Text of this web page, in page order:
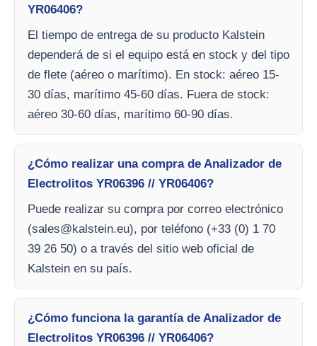
YR06406?
El tiempo de entrega de su producto Kalstein
dependerá de si el equipo está en stock y del tipo
de flete (aéreo o marítimo). En stock: aéreo 15-
30 días, marítimo 45-60 días. Fuera de stock:
aéreo 30-60 días, marítimo 60-90 días.
¿Cómo realizar una compra de Analizador de
Electrolitos YR06396 // YR06406?
Puede realizar su compra por correo electrónico
(sales@kalstein.eu), por teléfono (+33 (0) 1 70
39 26 50) o a través del sitio web oficial de
Kalstein en su país.
¿Cómo funciona la garantía de Analizador de
Electrolitos YR06396 // YR06406?